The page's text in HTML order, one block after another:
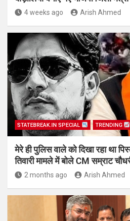
4 weeks ago Arish Ahmed
STATEBREAK.IN SPECIAL TRENDING
मेरे ही पुलिस वाले को दिखा रहा था
तिवारी मामले में बोले CM सम्राट
2 months ago Arish Ahmed